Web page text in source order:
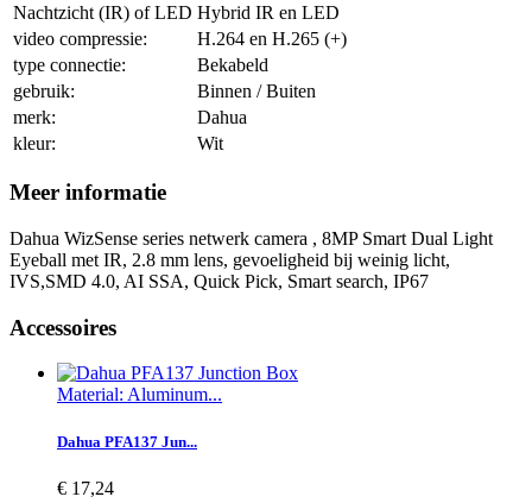
Nachtzicht (IR) of LED Hybrid IR en LED
video compressie:
H.264 en H.265 (+)
type connectie:
Bekabeld
gebruik:
Binnen / Buiten
merk:
Dahua
kleur:
Wit
Meer informatie
Dahua WizSense series netwerk camera , 8MP Smart Dual Light
Eyeball met IR, 2.8 mm lens, gevoeligheid bij weinig licht,
IVS,SMD 4.0, AI SSA, Quick Pick, Smart search, IP67
Accessoires
Material: Aluminum...
Dahua PFA137 Jun...
€ 17,24